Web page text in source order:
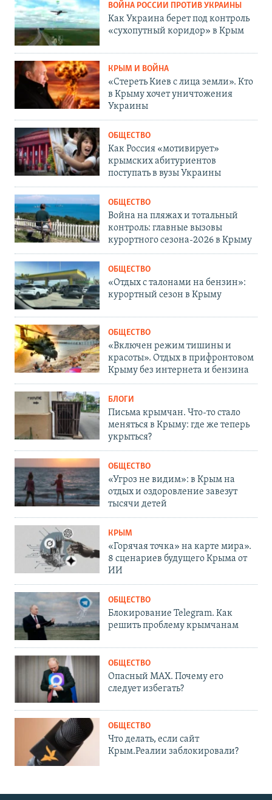
ВОЙНА РОССИИ ПРОТИВ УКРАИНЫ
Как Украина берет под контроль
«сухопутный коридор» в Крым
КРЫМ И ВОЙНА
«Стереть Киев с лица земли». Кто
в Крыму хочет уничтожения
Украины
ОБЩЕСТВО
Как Россия «мотивирует»
крымских абитуриентов
поступать в вузы Украины
ОБЩЕСТВО
Война на пляжах и тотальный
контроль: главные вызовы
курортного сезона-2026 в Крыму
ОБЩЕСТВО
«Отдых с талонами на бензин»:
курортный сезон в Крыму
ОБЩЕСТВО
«Включен режим тишины и
красоты». Отдых в прифронтовом
Крыму без интернета и бензина
БЛОГИ
Письма крымчан. Что-то стало
меняться в Крыму: где же теперь
укрыться?
ОБЩЕСТВО
«Угроз не видим»: в Крым на
отдых и оздоровление завезут
тысячи детей
КРЫМ
«Горячая точка» на карте мира».
8 сценариев будущего Крыма от
ИИ
ОБЩЕСТВО
Блокирование Telegram. Как
решить проблему крымчанам
ОБЩЕСТВО
Опасный MAX. Почему его
следует избегать?
ОБЩЕСТВО
Что делать, если сайт
Крым.Реалии заблокировали?